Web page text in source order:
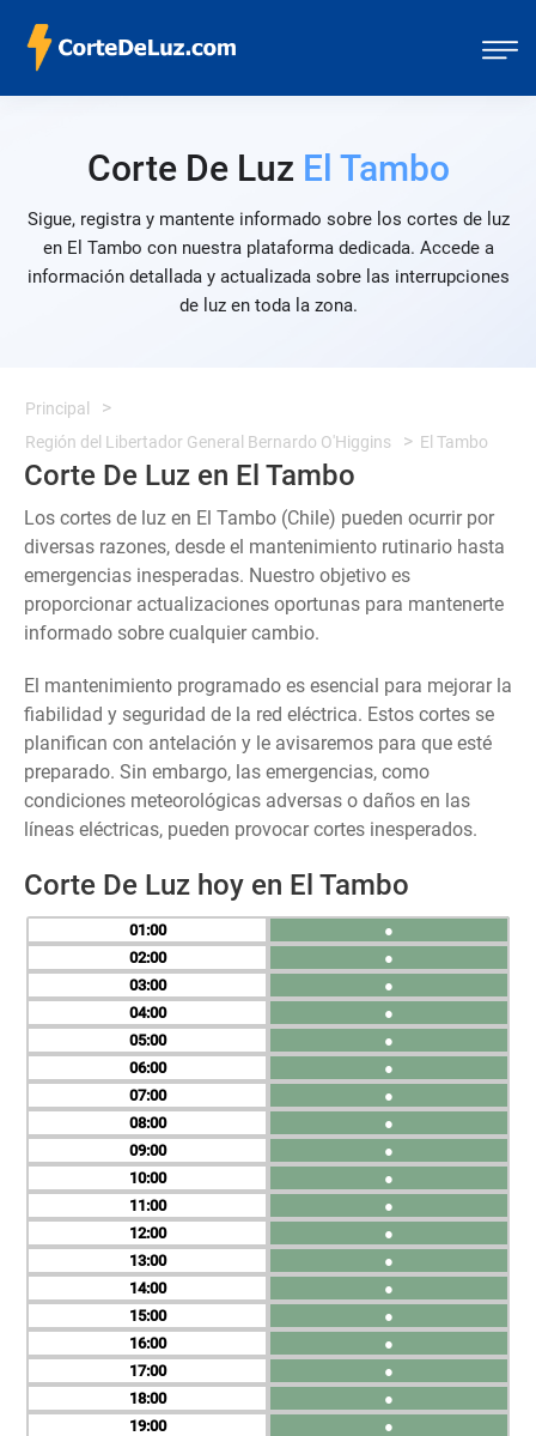
Corte De Luz El Tambo
Sigue, registra y mantente informado sobre los cortes de luz
en El Tambo con nuestra plataforma dedicada. Accede a
información detallada y actualizada sobre las interrupciones
de luz en toda la zona.
Principal
Región del Libertador General Bernardo O'Higgins
El Tambo
Corte De Luz en El Tambo
Los cortes de luz en El Tambo (Chile) pueden ocurrir por
diversas razones, desde el mantenimiento rutinario hasta
emergencias inesperadas. Nuestro objetivo es
proporcionar actualizaciones oportunas para mantenerte
informado sobre cualquier cambio.
El mantenimiento programado es esencial para mejorar la
fiabilidad y seguridad de la red eléctrica. Estos cortes se
planifican con antelación y le avisaremos para que esté
preparado. Sin embargo, las emergencias, como
condiciones meteorológicas adversas o daños en las
líneas eléctricas, pueden provocar cortes inesperados.
Corte De Luz hoy en El Tambo
01
02
03
04
05
06
07
08
09
10
11
12
13
14
15
16
17
18
19
●
●
●
●
●
●
●
●
●
●
●
●
●
●
●
●
●
●
●